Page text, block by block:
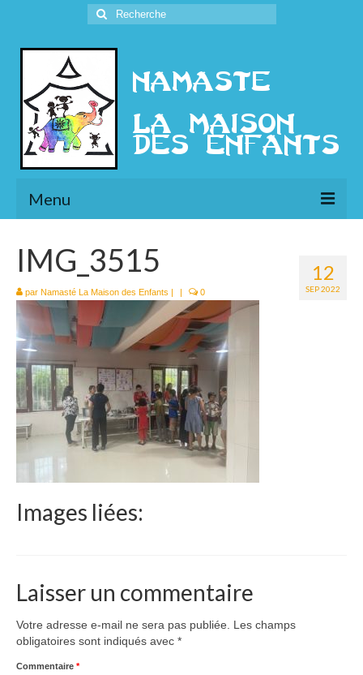
Rechercher
:
Menu
Présentation
l’Ethique
Historique
Le Népal
Documents
Parrainages
Actualités
12
SEP 2022
IMG_3515
par Namasté La Maison des Enfants | | 0
Images liées:
Laisser un commentaire
Votre adresse e-mail ne sera pas publiée.
Les champs
obligatoires sont indiqués avec *
Commentaire *